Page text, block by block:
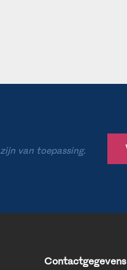
zijn van toepassing.
Contactgegevens